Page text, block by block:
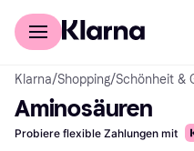
Für Shopper
Klarna/Shopping/Schönheit &
Aminosäuren
Probiere flexible Zahlungen mit